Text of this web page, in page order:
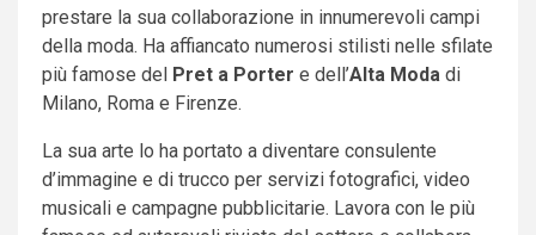
prestare la sua collaborazione in innumerevoli campi
della moda. Ha affiancato numerosi stilisti nelle sfilate
più famose del Pret a Porter e dell’Alta Moda di
Milano, Roma e Firenze.
La sua arte lo ha portato a diventare consulente
d’immagine e di trucco per servizi fotografici, video
musicali e campagne pubblicitarie. Lavora con le più